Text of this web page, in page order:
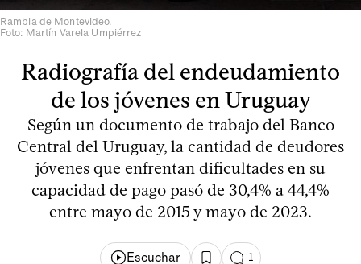
Rambla de Montevideo.
Foto: Martín Varela Umpiérrez
Radiografía del endeudamiento
de los jóvenes en Uruguay
Según un documento de trabajo del Banco
Central del Uruguay, la cantidad de deudores
jóvenes que enfrentan dificultades en su
capacidad de pago pasó de 30,4% a 44,4%
entre mayo de 2015 y mayo de 2023.
Escuchar 1